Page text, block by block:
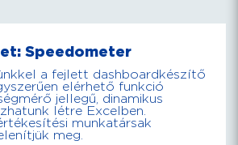
Speedometer
a fejlett dashboardkészítő
elérhető funkció
jellegű, dinamikus
létre Excelben.
munkatársak
meg.